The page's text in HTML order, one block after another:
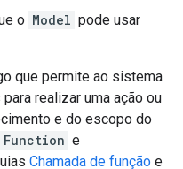
o Model pode usar
que permite ao sistema
realizar uma ação ou
e do escopo do
Function e
Chamada de função e